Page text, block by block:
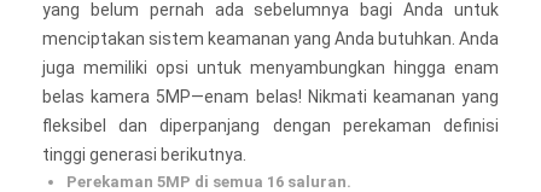
yang belum pernah ada sebelumnya bagi Anda untuk
menciptakan sistem keamanan yang Anda butuhkan. Anda
juga memiliki opsi untuk menyambungkan hingga enam
belas kamera 5MP—enam belas! Nikmati keamanan yang
fleksibel dan diperpanjang dengan perekaman definisi
tinggi generasi berikutnya.
Perekaman 5MP di semua 16 saluran.